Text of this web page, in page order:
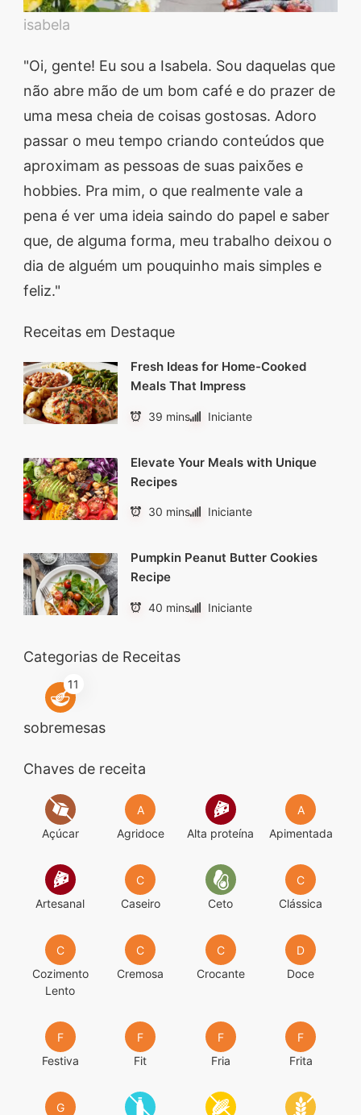
isabela
"Oi, gente! Eu sou a Isabela. Sou daquelas que
não abre mão de um bom café e do prazer de
uma mesa cheia de coisas gostosas. Adoro
passar o meu tempo criando conteúdos que
aproximam as pessoas de suas paixões e
hobbies. Pra mim, o que realmente vale a
pena é ver uma ideia saindo do papel e saber
que, de alguma forma, meu trabalho deixou o
dia de alguém um pouquinho mais simples e
feliz."
Receitas em Destaque
Fresh Ideas for Home-Cooked
Meals That Impress
39 mins Iniciante
Elevate Your Meals with Unique
Recipes
30 mins Iniciante
Pumpkin Peanut Butter Cookies
Recipe
40 mins Iniciante
Categorias de Receitas
11
sobremesas
Chaves de receita
Açúcar
A
Agridoce
Alta proteína
A
Apimentada
Artesanal
C
Caseiro
Ceto
C
Clássica
C
Cozimento
Lento
C
Cremosa
C
Crocante
D
Doce
F
Festiva
F
Fit
F
Fria
F
Frita
G